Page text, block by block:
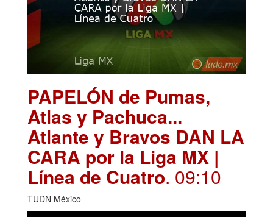
PAPELÓN de Pumas,
Atlas y Pachuca...
Atlante y Bravos DAN LA
CARA por la Liga MX |
Línea de Cuatro. 09:10
TUDN México